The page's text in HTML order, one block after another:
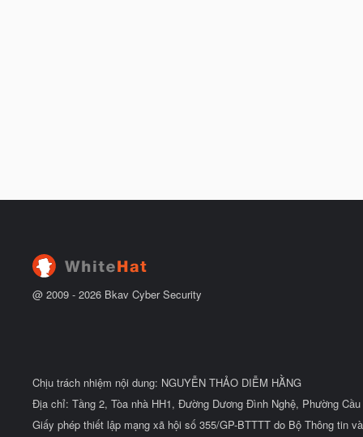
@ 2009 - 2026 Bkav Cyber Security
Chịu trách nhiệm nội dung: NGUYỄN THẢO DIỄM HẰNG
Địa chỉ: Tầng 2, Tòa nhà HH1, Đường Dương Đình Nghệ, Phường
Giấy phép thiết lập mạng xã hội số 355/GP-BTTTT do Bộ Thông tin